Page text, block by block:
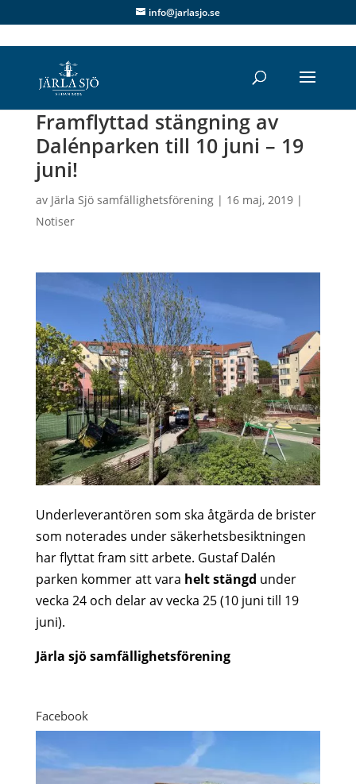
info@jarlasjo.se
Framflyttad stängning av
Dalénparken till 10 juni – 19
juni!
av Järla Sjö samfällighetsförening| 16 maj, 2019|
Notiser
Underleverantören som ska åtgärda de brister
som noterades under säkerhetsbesiktningen
har flyttat fram sitt arbete. Gustaf Dalén
parken kommer att vara helt stängd under
vecka 24 och delar av vecka 25 (10 juni till 19
juni).
Järla sjö samfällighetsförening
Facebook